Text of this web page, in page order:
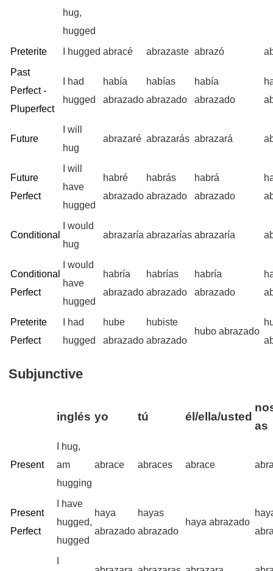
hug,
hugged
Preterite I hugged abracé abrazaste abrazó
Past
Perfect -
Pluperfect
I had
hugged
había
abrazado
habías
abrazado
había
abrazado
Future
I will
hug
abrazaré abrazarás abrazará
Future
Perfect
I will
have
hugged
habré
abrazado
habrás
abrazado
habrá
abrazado
Conditional
I would
hug
abrazaría abrazarías abrazaría
Conditional
Perfect
I would
have
hugged
habría
abrazado
habrías
abrazado
habría
abrazado
Preterite
Perfect
I had
hugged
hube
abrazado
hubiste
abrazado
hubo abrazado
Subjunctive
inglés yo tú él/ella/usted
as
Present
I hug,
am
hugging
abrace abraces abrace
Present
Perfect
I have
hugged,
hugged
haya
abrazado
hayas
abrazado
haya abrazado